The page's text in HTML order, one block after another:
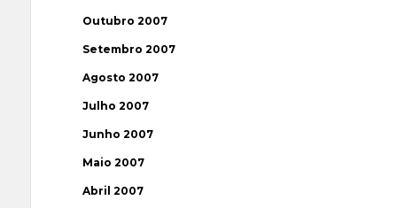
Outubro 2007
Setembro 2007
Agosto 2007
Julho 2007
Junho 2007
Maio 2007
Abril 2007